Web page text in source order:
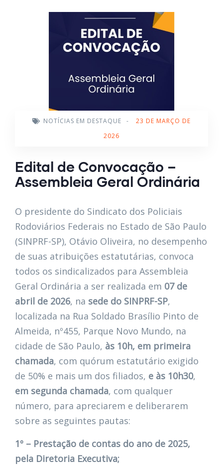
NOTÍCIAS EM DESTAQUE -
23 DE MARÇO DE
2026
Edital de Convocação –
Assembleia Geral Ordinária
O presidente do Sindicato dos Policiais
Rodoviários Federais no Estado de São Paulo
(SINPRF-SP), Otávio Oliveira, no desempenho
de suas atribuições estatutárias, convoca
todos os sindicalizados para Assembleia
Geral Ordinária a ser realizada em 07 de
abril de 2026, na sede do SINPRF-SP,
localizada na Rua Soldado Brasílio Pinto de
Almeida, nº455, Parque Novo Mundo, na
cidade de São Paulo, às 10h, em primeira
chamada, com quórum estatutário exigido
de 50% e mais um dos filiados, e às 10h30,
em segunda chamada, com qualquer
número, para apreciarem e deliberarem
sobre as seguintes pautas:
1º – Prestação de contas do ano de 2025,
pela Diretoria Executiva;